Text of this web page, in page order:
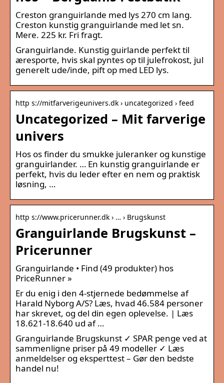
Creston granguirlande med lys 270 cm lang.
Creston kunstig granguirlande med let sn.
Mere. 225 kr. Fri fragt.
Granguirlande. Kunstig guirlande perfekt til
æresporte, hvis skal pyntes op til julefrokost, jul
generelt ude/inde, pift op med LED lys.
http s://mitfarverigeunivers.dk › uncategorized › feed
Uncategorized – Mit farverige
univers
Hos os finder du smukke juleranker og kunstige
granguirlander. … En kunstig granguirlande er
perfekt, hvis du leder efter en nem og praktisk
løsning, …
http s://www.pricerunner.dk › … › Brugskunst
Granguirlande Brugskunst –
Pricerunner
Granguirlande • Find (49 produkter) hos
PriceRunner »
Er du enig i den 4-stjernede bedømmelse af
Harald Nyborg A/S? Læs, hvad 46.584 personer
har skrevet, og del din egen oplevelse. | Læs
18.621-18.640 ud af …
Granguirlande Brugskunst ✓ SPAR penge ved at
sammenligne priser på 49 modeller ✓ Læs
anmeldelser og eksperttest – Gør den bedste
handel nu!